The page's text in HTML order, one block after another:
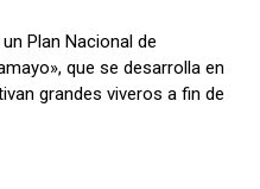
Plan Nacional de
que se desarrolla en
grandes viveros a fin de